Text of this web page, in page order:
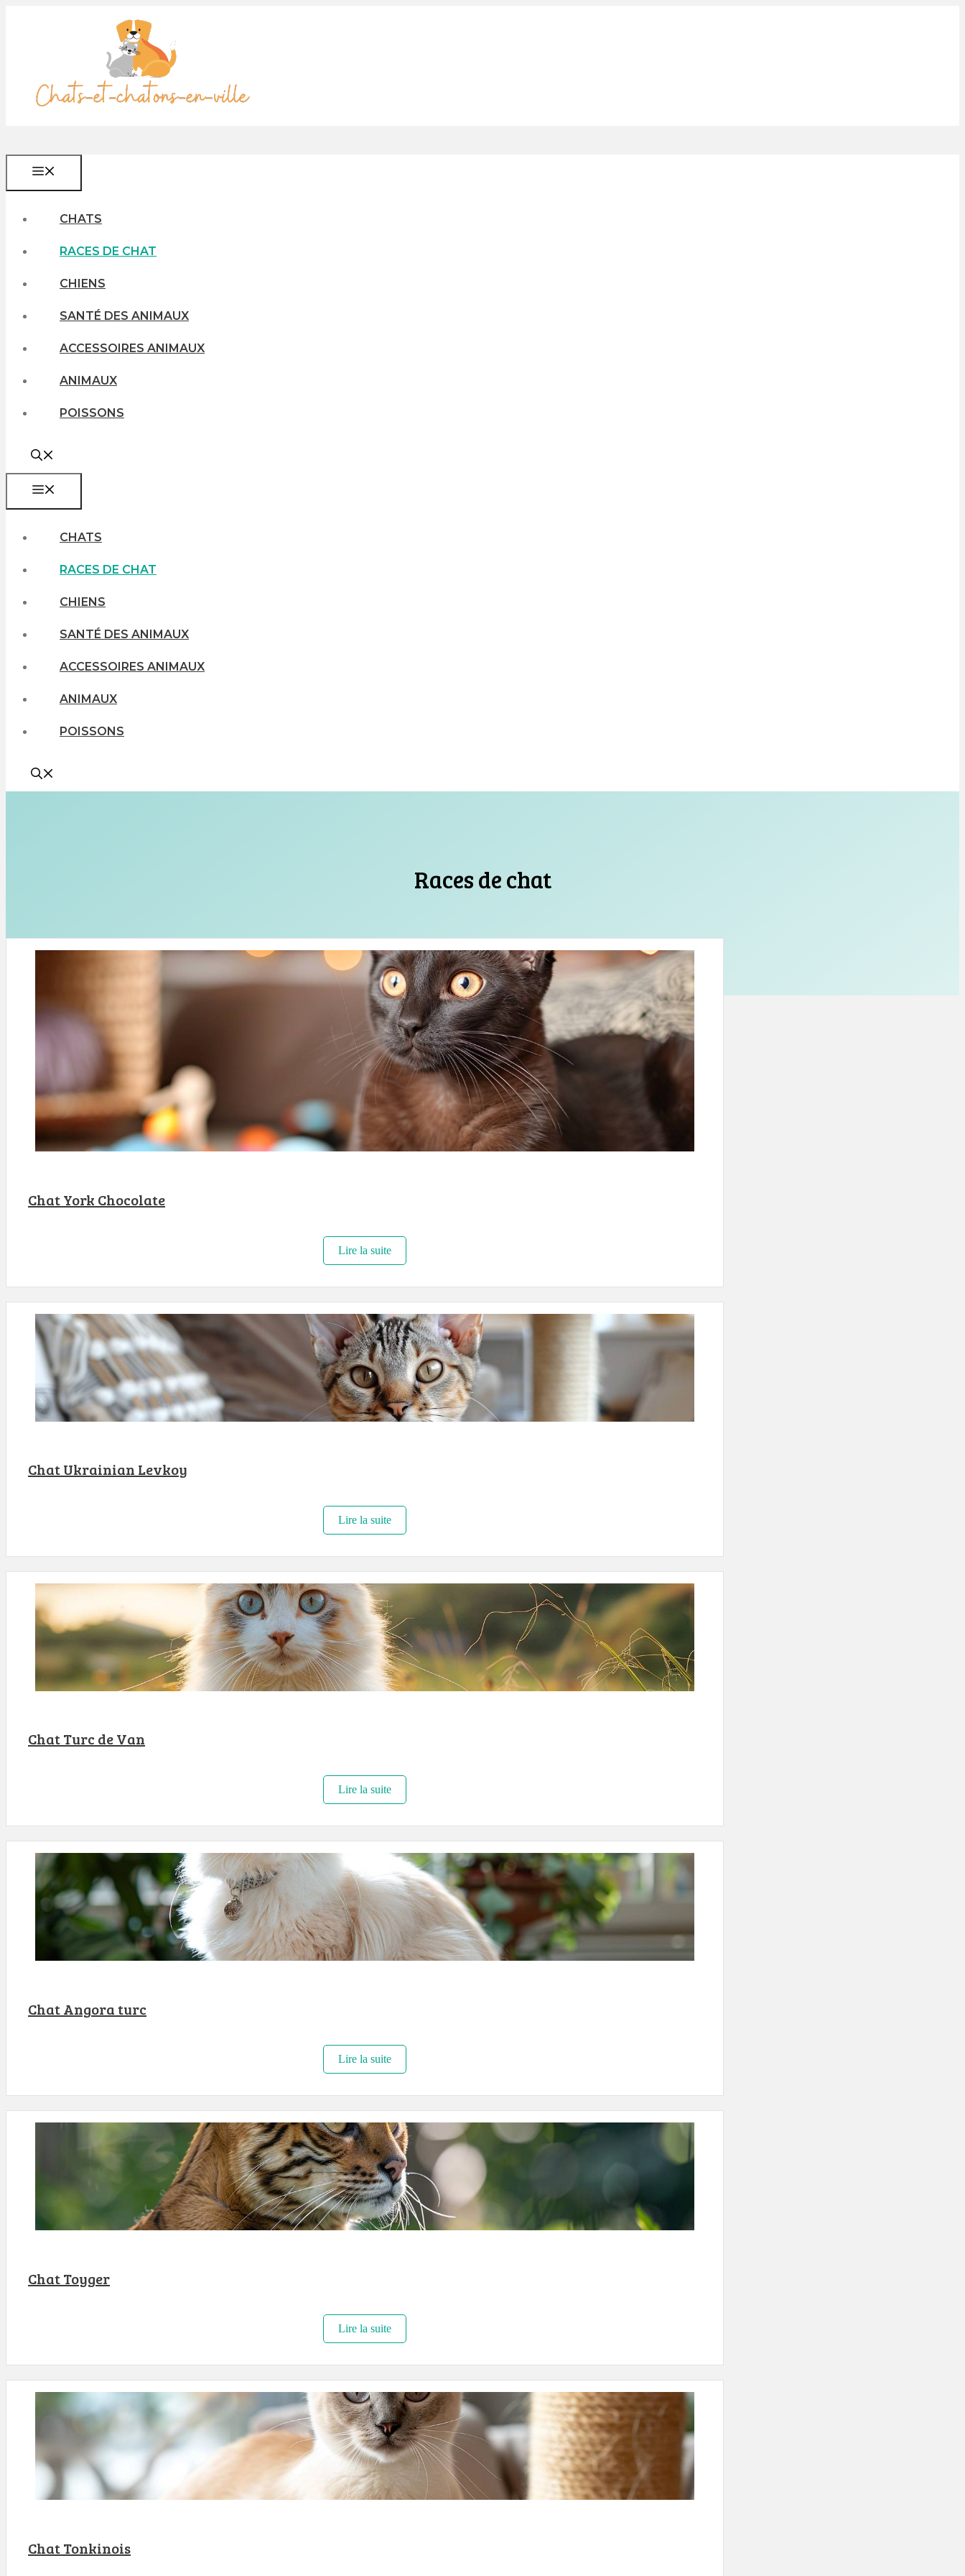
CHATS
RACES DE CHAT
CHIENS
SANTÉ DES ANIMAUX
ACCESSOIRES ANIMAUX
ANIMAUX
POISSONS
CHATS
RACES DE CHAT
CHIENS
SANTÉ DES ANIMAUX
ACCESSOIRES ANIMAUX
ANIMAUX
POISSONS
Races de chat
Chat York Chocolate
Lire la suite
Chat Ukrainian Levkoy
Lire la suite
Chat Turc de Van
Lire la suite
Chat Angora turc
Lire la suite
Chat Toyger
Lire la suite
Chat Tonkinois